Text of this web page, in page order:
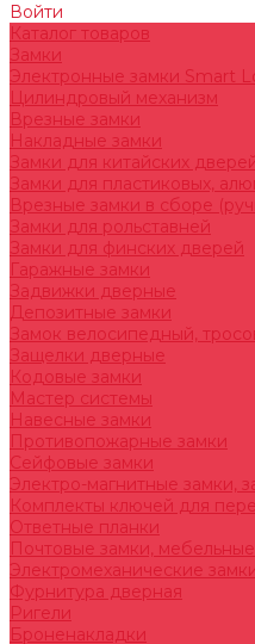
Войти
Каталог товаров
Замки
Электронные замки Smart
Цилиндровый механизм
Врезные замки
Накладные замки
Замки для китайских
Замки для пластиковых,
Врезные замки в сборе
Замки для рольставней
Замки для финских дверей
Гаражные замки
Задвижки дверные
Депозитные замки
Замок велосипедный,
Защелки дверные
Кодовые замки
Мастер системы
Навесные замки
Противопожарные замки
Сейфовые замки
Электро-магнитные замки,
Комплекты ключей для
Ответные планки
Почтовые замки, мебельные
Электромеханические
Фурнитура дверная
Ригели
Броненакладки